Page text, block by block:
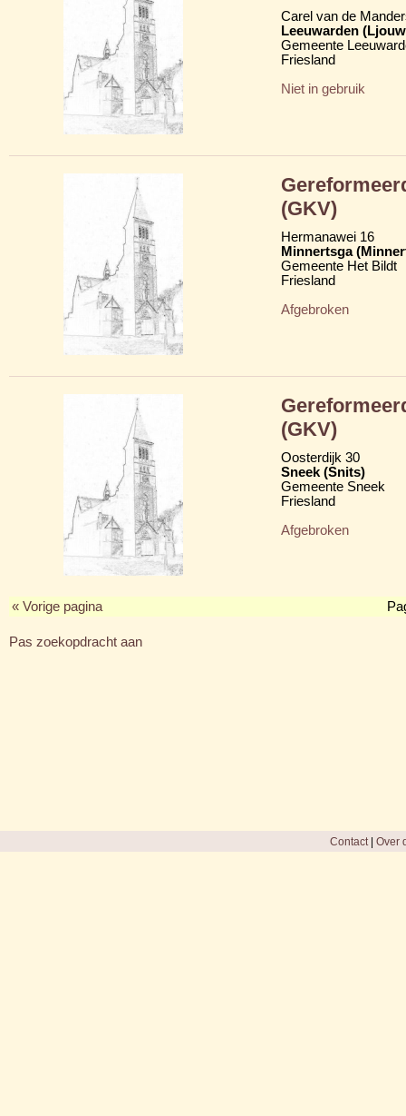
Carel van de
Leeuwarden
Gemeente
Friesland
Niet in gebruik
(GKV)
Hermanawei 16
Minnertsga
Gemeente Het Bildt
Friesland
Afgebroken
(GKV)
Oosterdijk 30
Sneek (Snits)
Gemeente Sneek
Friesland
Afgebroken
« Vorige pagina
Pas zoekopdracht aan
Contact| Over